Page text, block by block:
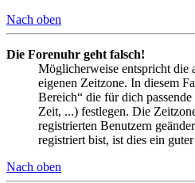
Nach oben
Die Forenuhr geht falsch!
Möglicherweise entspricht die
eigenen Zeitzone. In diesem
Bereich“ die für dich
Zeit, ...) festlegen. Die
registrierten Benutzern
registriert bist, ist dies ein
Nach oben